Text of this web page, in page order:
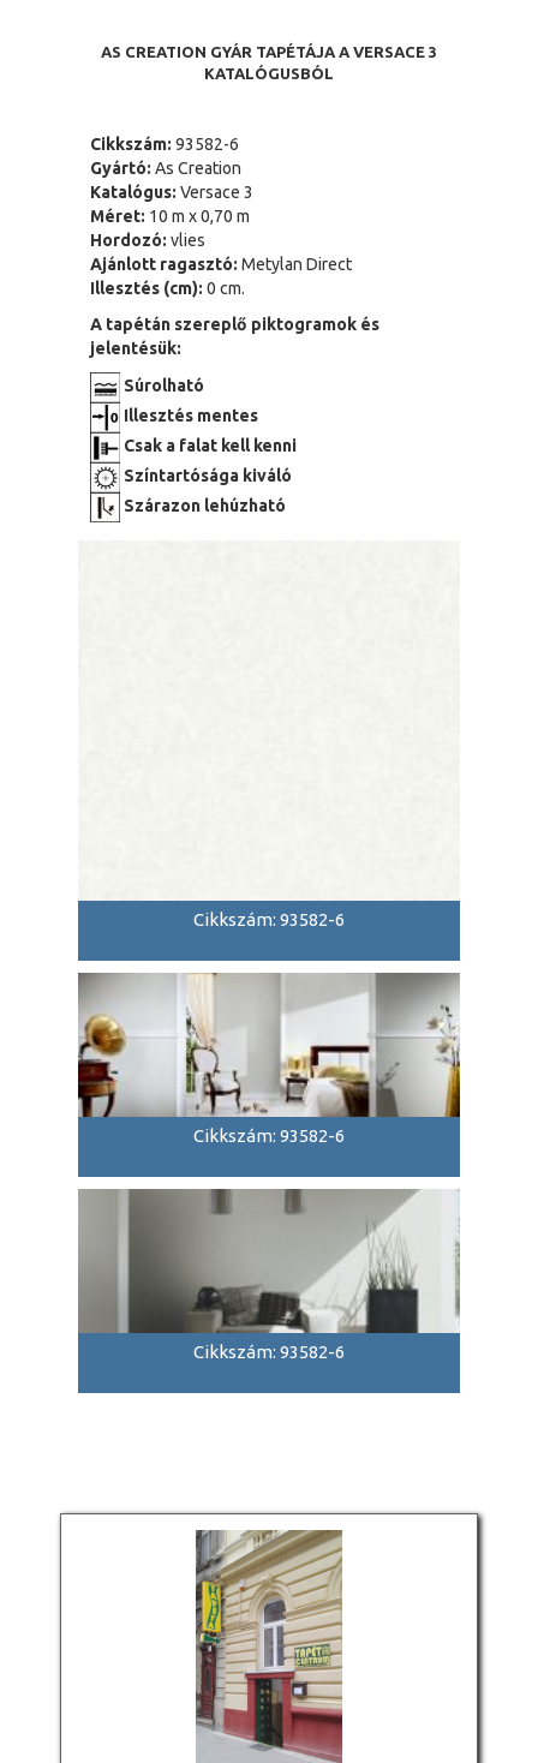
AS CREATION GYÁR TAPÉTÁJA A VERSACE 3
KATALÓGUSBÓL
Cikkszám: 93582-6
Gyártó: As Creation
Katalógus: Versace 3
Méret: 10 m x 0,70 m
Hordozó: vlies
Ajánlott ragasztó: Metylan Direct
Illesztés (cm): 0 cm.
A tapétán szereplő piktogramok és
jelentésük:
Súrolható
Illesztés mentes
Csak a falat kell kenni
Színtartósága kiváló
Szárazon lehúzható
Cikkszám: 93582-6
Cikkszám: 93582-6
Cikkszám: 93582-6